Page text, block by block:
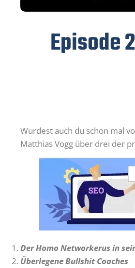
Episode
Wurdest auch du schon mal
Matthias Vogg über drei der
Der Homo Networkerus in
Überlegene Bullshit Coaches